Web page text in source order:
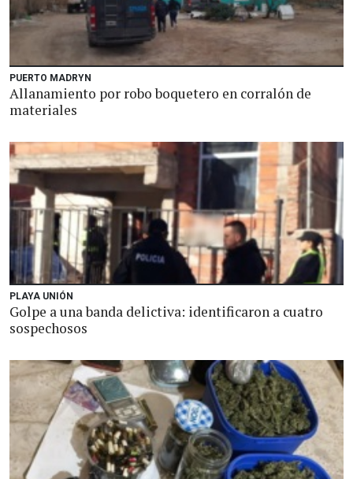
PUERTO MADRYN
Allanamiento por robo boquetero en corralón de
materiales
PLAYA UNIÓN
Golpe a una banda delictiva: identificaron a cuatro
sospechosos